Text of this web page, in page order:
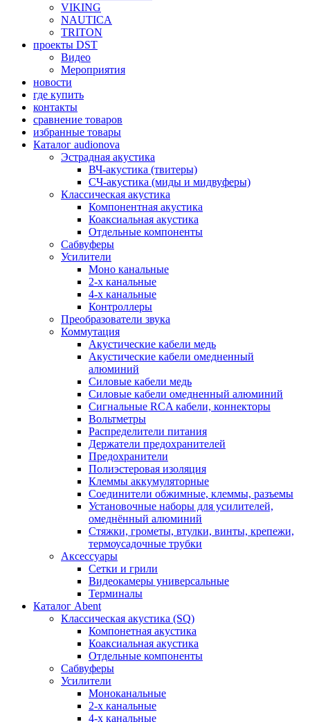
VIKING
NAUTICA
TRITON
проекты DST
Видео
Мероприятия
новости
где купить
контакты
сравнение товаров
избранные товары
Каталог audionova
Эстрадная акустика
ВЧ-акустика (твитеры)
СЧ-акустика (миды и мидвуферы)
Классическая акустика
Компонентная акустика
Коаксиальная акустика
Отдельные компоненты
Сабвуферы
Усилители
Моно канальные
2-х канальные
4-х канальные
Контроллеры
Преобразователи звука
Коммутация
Акустические кабели медь
Акустические кабели омедненный
алюминий
Силовые кабели медь
Силовые кабели омедненный алюминий
Сигнальные RCA кабели, коннекторы
Вольтметры
Распределители питания
Держатели предохранителей
Предохранители
Полиэстеровая изоляция
Клеммы аккумуляторные
Соединители обжимные, клеммы, разъемы
Установочные наборы для усилителей,
омеднённый алюминий
Стяжки, грометы, втулки, винты, крепежи,
термоусадочные трубки
Аксессуары
Сетки и грили
Видеокамеры универсальные
Терминалы
Каталог Abent
Классическая акустика (SQ)
Компонетная акустика
Коаксиальная акустика
Отдельные компоненты
Сабвуферы
Усилители
Моноканальные
2-х канальные
4-х канальные